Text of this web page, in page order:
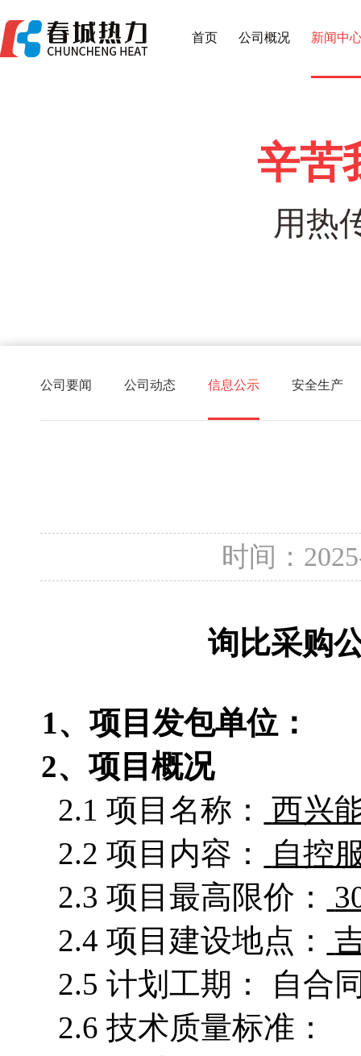
首页 公司概况 新闻中
辛苦
用热
公司要闻 公司动态 信息公示 安全生产
时间：
询比采购
1、项目发包单位：
2、项目概况
2.1 项目名称：
西兴
2.2 项目内容：
自控
2.3 项目最高限价：
2.4 项目建设地点：
2.5 计划工期： 自合
2.6 技术质量标准：